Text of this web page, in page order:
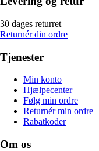
30 dages returret
Returnér din ordre
Tjenester
Min konto
Hjælpecenter
Følg min ordre
Returnér min ordre
Rabatkoder
Om os